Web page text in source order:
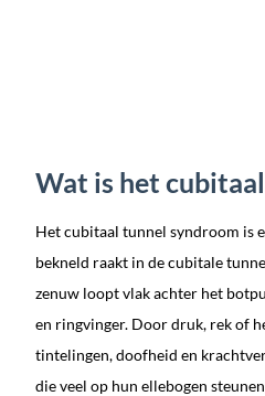
Wat is het
Het cubitaal tunnel syndroom is
bekneld raakt in de cubitale
zenuw loopt vlak achter het
en ringvinger. Door druk, rek of
tintelingen, doofheid en
die veel op hun ellebogen